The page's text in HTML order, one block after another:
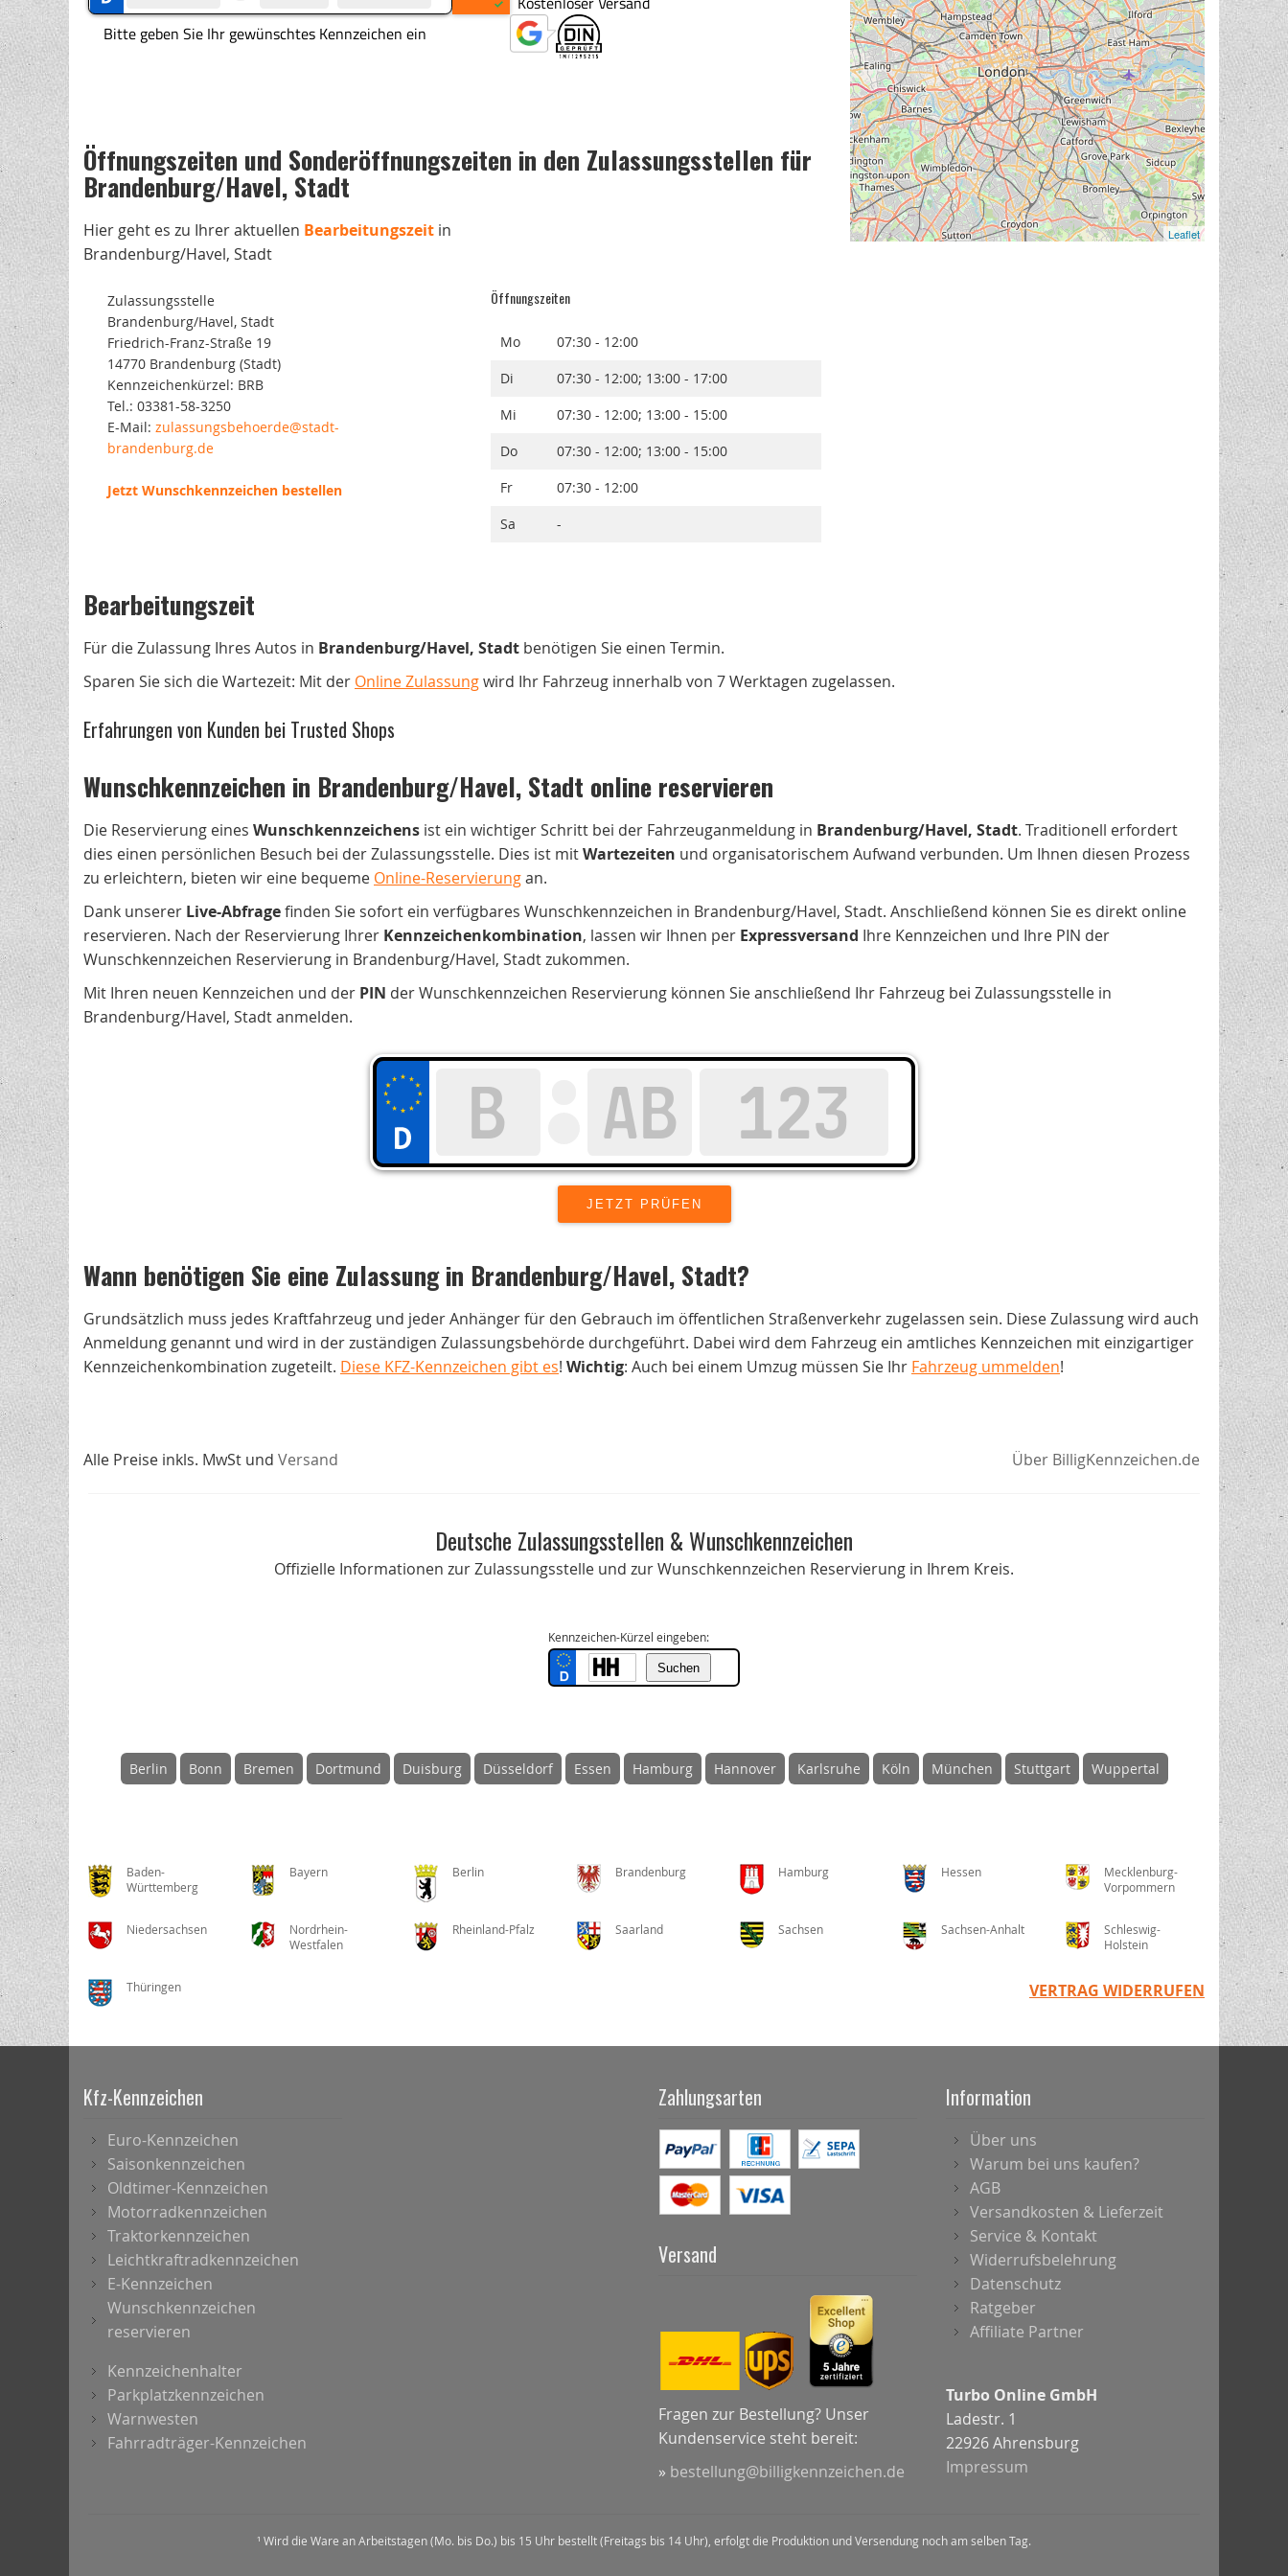
Öffnungszeiten und Sonderöffnungszeiten in den Zulassungsstellen für
Brandenburg/Havel, Stadt
Hier geht es zu Ihrer aktuellen Bearbeitungszeit in
Brandenburg/Havel, Stadt
Zulassungsstelle
Brandenburg/Havel, Stadt
Friedrich-Franz-Straße 19
14770 Brandenburg (Stadt)
Kennzeichenkürzel: BRB
Tel.: 03381-58-3250
E-Mail: zulassungsbehoerde@stadt-
brandenburg.de
Jetzt Wunschkennzeichen bestellen
Öffnungszeiten
Mo
07:30 - 12:00
Di
07:30 - 12:00; 13:00 - 17:00
Mi
07:30 - 12:00; 13:00 - 15:00
Do
07:30 - 12:00; 13:00 - 15:00
Fr
07:30 - 12:00
Sa
-
Leaflet
Bearbeitungszeit
Für die Zulassung Ihres Autos in Brandenburg/Havel, Stadt benötigen Sie einen Termin.
Sparen Sie sich die Wartezeit: Mit der Online Zulassungwird Ihr Fahrzeug innerhalb von 7 Werktagen zugelassen.
Erfahrungen von Kunden bei Trusted Shops
Wunschkennzeichen in Brandenburg/Havel, Stadt online reservieren
Die Reservierung eines Wunschkennzeichens ist ein wichtiger Schritt bei der Fahrzeuganmeldung in Brandenburg/Havel, Stadt. Traditionell erfordert
dies einen persönlichen Besuch bei der Zulassungsstelle. Dies ist mitWartezeiten und organisatorischem Aufwand verbunden. Um Ihnen diesen Prozess
zu erleichtern, bieten wir eine bequeme Online-Reservierungan.
Dank unserer Live-Abfragefinden Sie sofort ein verfügbares Wunschkennzeichen in Brandenburg/Havel, Stadt. Anschließend können Sie es direkt online
reservieren. Nach der Reservierung Ihrer Kennzeichenkombination, lassen wir Ihnen per Expressversand Ihre Kennzeichen und Ihre PIN der
Wunschkennzeichen Reservierung in Brandenburg/Havel, Stadt zukommen.
Mit Ihren neuen Kennzeichen und der PIN der Wunschkennzeichen Reservierung können Sie anschließend Ihr Fahrzeug bei Zulassungsstelle in
Brandenburg/Havel, Stadt anmelden.
Wann benötigen Sie eine Zulassung in Brandenburg/Havel, Stadt?
Grundsätzlich muss jedes Kraftfahrzeug und jeder Anhänger für den Gebrauch im öffentlichen Straßenverkehr zugelassen sein. Diese Zulassung wird auch
Anmeldung genannt und wird in der zuständigen Zulassungsbehörde durchgeführt. Dabei wird dem Fahrzeug ein amtliches Kennzeichen mit einzigartiger
Kennzeichenkombination zugeteilt. Diese KFZ-Kennzeichen gibt es! Wichtig: Auch bei einem Umzug müssen Sie Ihr Fahrzeug ummelden!
Alle Preise inkls. MwSt und Versand Über BilligKennzeichen.de
Deutsche Zulassungsstellen & Wunschkennzeichen
Offizielle Informationen zur Zulassungsstelle und zur Wunschkennzeichen Reservierung in Ihrem Kreis.
Kennzeichen-Kürzel eingeben:
Berlin Bonn Bremen Dortmund Duisburg Düsseldorf Essen Hamburg Hannover Karlsruhe Köln München Stuttgart Wuppertal
Baden-
Württemberg
Bayern Berlin Brandenburg Hamburg Hessen
Mecklenburg-
Vorpommern
Niedersachsen
Nordrhein-
Westfalen
Rheinland-Pfalz Saarland Sachsen Sachsen-Anhalt
Schleswig-
Holstein
Thüringen VERTRAG WIDERRUFEN
Kfz-Kennzeichen
Euro-Kennzeichen
Saisonkennzeichen
Oldtimer-Kennzeichen
Motorradkennzeichen
Traktorkennzeichen
Leichtkraftradkennzeichen
E-Kennzeichen
Wunschkennzeichen
reservieren
Kennzeichenhalter
Parkplatzkennzeichen
Warnwesten
Fahrradträger-Kennzeichen
Zahlungsarten
Versand
Fragen zur Bestellung? Unser
Kundenservice steht bereit:
» bestellung@billigkennzeichen.de
Information
Über uns
Warum bei uns kaufen?
AGB
Versandkosten & Lieferzeit
Service & Kontakt
Widerrufsbelehrung
Datenschutz
Ratgeber
Affiliate Partner
Turbo Online GmbH
Ladestr. 1
22926 Ahrensburg
Impressum
¹ Wird die Ware an Arbeitstagen (Mo. bis Do.) bis 15 Uhr bestellt (Freitags bis 14 Uhr), erfolgt die Produktion und Versendung noch am selben Tag.